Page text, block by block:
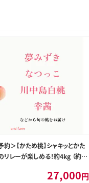
＞【かため桃】シャキッとかた
リレーが楽しめる！約4kg （約10
27,000円